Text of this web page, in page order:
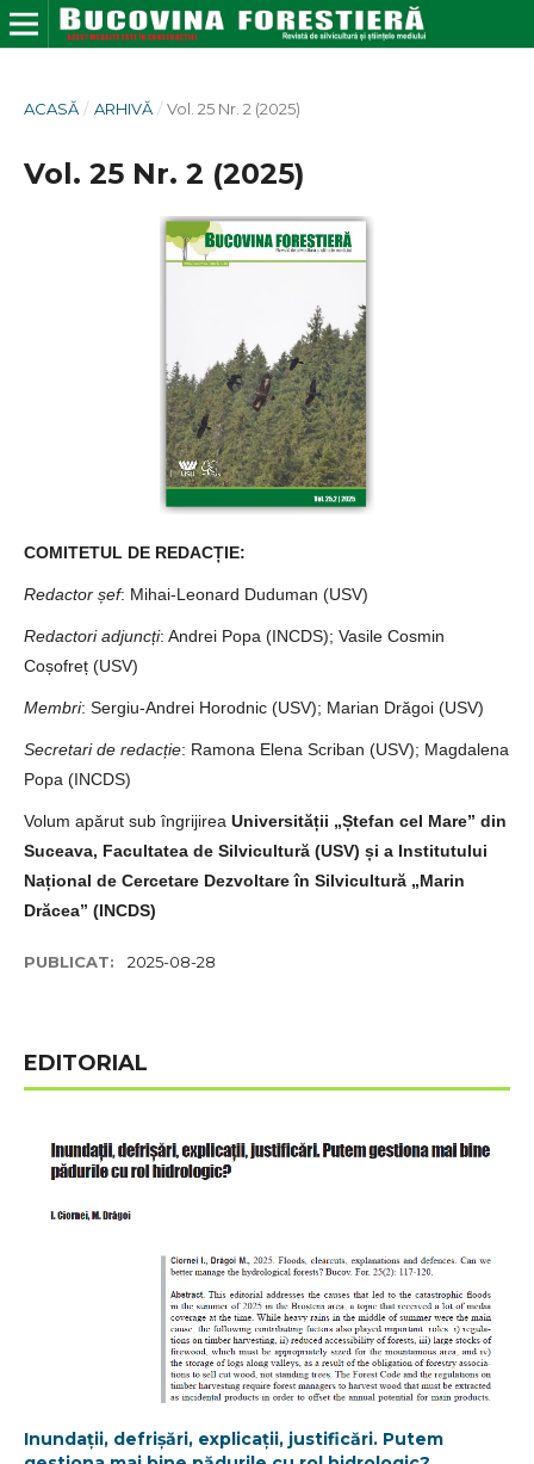
ACASĂ / ARHIVĂ / Vol. 25 Nr. 2 (2025)
Vol. 25 Nr. 2 (2025)
COMITETUL DE REDACȚIE:
Redactor șef: Mihai-Leonard Duduman (USV)
Redactori adjuncți: Andrei Popa (INCDS); Vasile Cosmin
Coșofreț (USV)
Membri: Sergiu-Andrei Horodnic (USV); Marian Drăgoi (USV)
Secretari de redacție: Ramona Elena Scriban (USV); Magdalena
Popa (INCDS)
Volum apărut sub îngrijirea Universității „Ștefan cel Mare” din
Suceava, Facultatea de Silvicultură (USV) și a Institutului
Național de Cercetare Dezvoltare în Silvicultură „Marin
Drăcea” (INCDS)
PUBLICAT: 2025-08-28
EDITORIAL
Inundații, defrișări, explicații, justificări. Putem